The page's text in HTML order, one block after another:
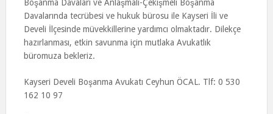
Boşanma Davaları ve Anlaşmalı-Çekişmeli Boşanma
Davalarında tecrübesi ve hukuk bürosu ile Kayseri İli ve
Develi İlçesinde müvekkillerine yardımcı olmaktadır. Dilekçe
hazırlanması, etkin savunma için mutlaka Avukatlık
büromuza bekleriz.
Kayseri Develi Boşanma Avukatı Ceyhun ÖCAL. Tlf: 0 530
162 10 97